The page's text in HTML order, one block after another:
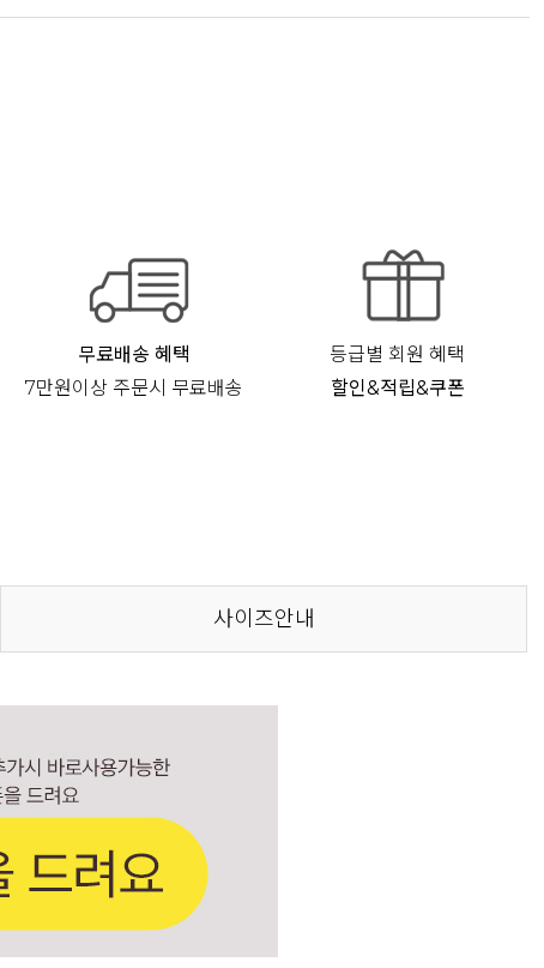
무료배송 혜택
7만원이상 주문시 무료배송
등급별 회원 혜택
할인&적립&쿠폰
사이즈안내